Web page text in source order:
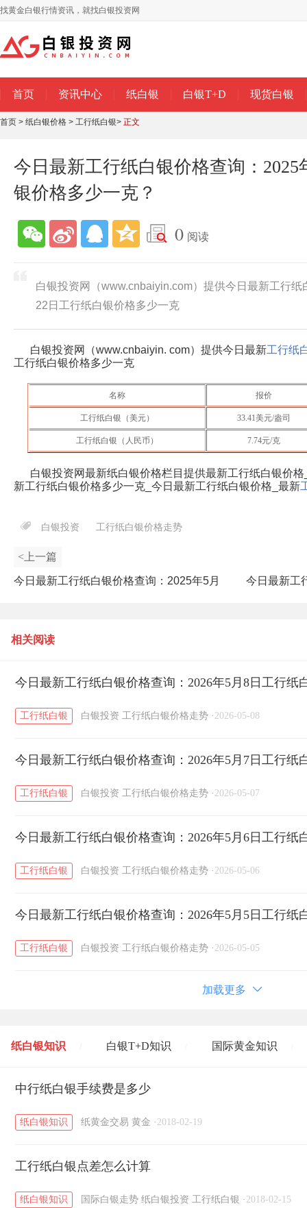
找黄金白银行情资讯，就找白银投资网
首页 资讯中心 纸白银 白银T+D 现货白银
首页 > 纸白银价格 > 工行纸白银> 正文
今日最新工行纸白银价格查询：2025
银价格多少一克？
0 阅读
白银投资网（www.cnbaiyin.com）提供今日最新工行
22日工行纸白银价格多少一克
白银投资网（www.cnbaiyin. com）提供今日最新工行纸
工行纸白银价格多少一克
名称 报价
工行纸白银（美元） 33.41美元/盎司
工行纸白银（人民币） 7.74元/克
白银投资网最新纸白银价格栏目提供最新工行纸白银价
新工行纸白银价格多少一克_今日最新工行纸白银价格_最新
白银投资 工行纸白银价格走势
<上一篇
今日最新工行纸白银价格查询：2025年5月 今日最新工
相关阅读
今日最新工行纸白银价格查询：2026年5月8日工行纸
工行纸白银 白银投资 工行纸白银价格走势 · 2026-05-08
今日最新工行纸白银价格查询：2026年5月7日工行纸
工行纸白银 白银投资 工行纸白银价格走势 · 2026-05-07
今日最新工行纸白银价格查询：2026年5月6日工行纸
工行纸白银 白银投资 工行纸白银价格走势 · 2026-05-06
今日最新工行纸白银价格查询：2026年5月5日工行纸
工行纸白银 白银投资 工行纸白银价格走势 · 2026-05-05
加载更多
纸白银知识 白银T+D知识 国际黄金知识
黄金T+D知识 / 粤贵银知识
中行纸白银手续费是多少
纸白银知识 纸黄金交易 黄金 · 2018-02-19
工行纸白银点差怎么计算
纸白银知识 国际白银走势 纸白银投资 工行纸白银 · 2018-02-15